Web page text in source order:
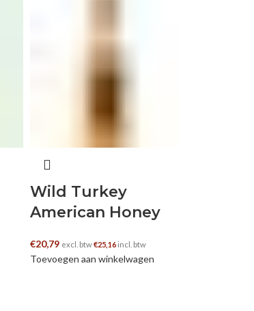
Wild Turkey
American Honey
€20,79 excl. btw€25,16 incl. btw
Toevoegen aan winkelwagen